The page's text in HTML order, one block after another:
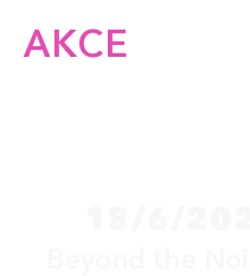
AKCE
18/6/